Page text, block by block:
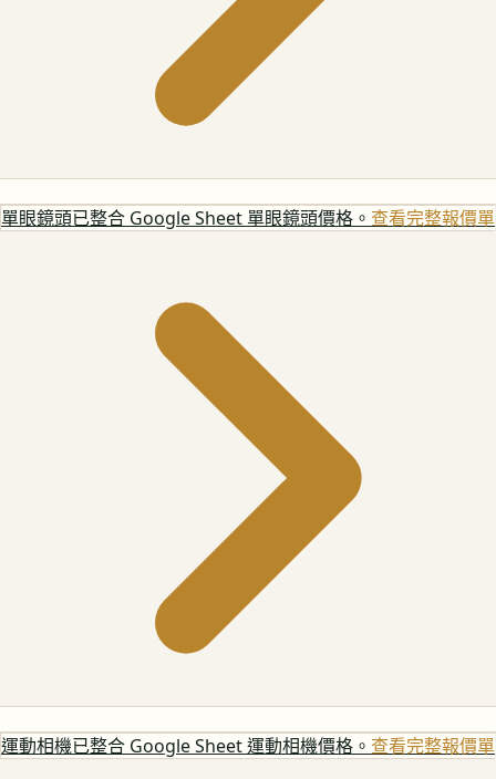
單眼鏡頭已整合 Google Sheet 單眼鏡頭價格。 查看完整報價單
運動相機已整合 Google Sheet 運動相機價格。 查看完整報價單